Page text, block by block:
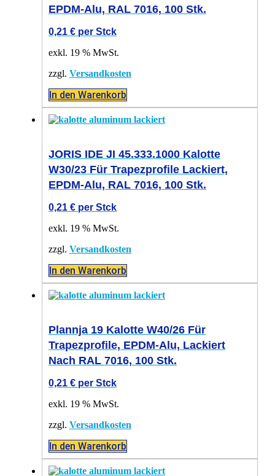
EPDM-Alu, RAL 7016, 100 Stk.
0,21 € per Stck
exkl. 19 % MwSt.
zzgl. Versandkosten
In den Warenkorb
JORIS IDE JI 45.333.1000 Kalotte
W30/23 Für Trapezprofile Lackiert,
EPDM-Alu, RAL 7016, 100 Stk.
0,21 € per Stck
exkl. 19 % MwSt.
zzgl. Versandkosten
In den Warenkorb
Plannja 19 Kalotte W40/26 Für
Trapezprofile, EPDM-Alu, Lackiert
Nach RAL 7016, 100 Stk.
0,21 € per Stck
exkl. 19 % MwSt.
zzgl. Versandkosten
In den Warenkorb